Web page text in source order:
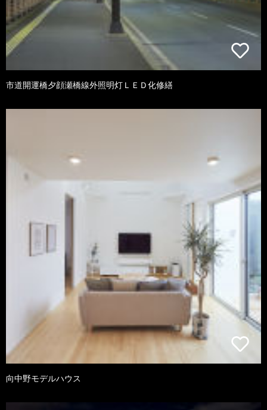
市道開運橋夕顔瀬橋線外照明灯ＬＥＤ化修繕
向中野モデルハウス